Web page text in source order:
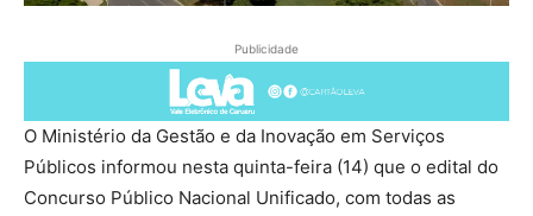
Publicidade
O Ministério da Gestão e da Inovação em Serviços
Públicos informou nesta quinta-feira (14) que o edital do
Concurso Público Nacional Unificado, com todas as